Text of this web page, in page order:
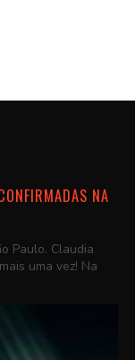
NA
Paulo. Claudia
uma vez! Na